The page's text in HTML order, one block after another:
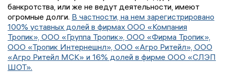
банкротства, или же не ведут деятельности, имеют
огромные долги. В частности, на нем зарегистрировано
100% уставных долей в фирмах ООО «Компания
Тропик», ООО «Группа Тропик», ООО «Фирма Тропик»,
ООО «Тропик Интернешнл», ООО «Агро Ритейл», ООО
«Агро Ритейл МСК» и 16% долей в фирме ООО «СЛЭП
ШОТ».